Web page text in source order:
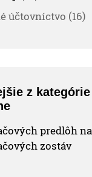
účtovníctvo (16)
z
predlôh
zostáv